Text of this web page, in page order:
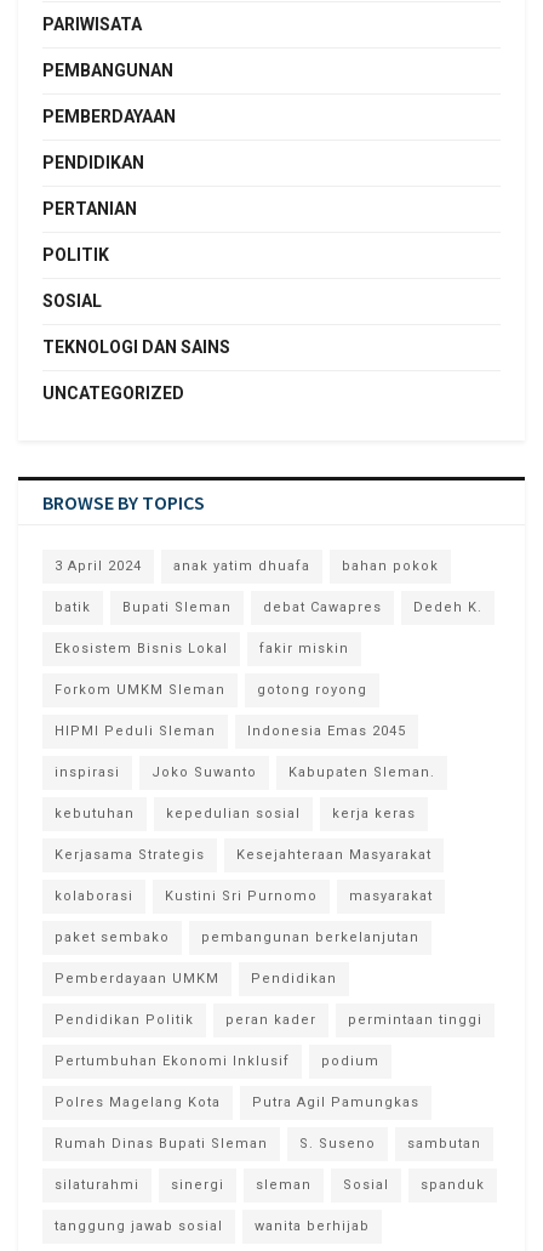
PARIWISATA
PEMBANGUNAN
PEMBERDAYAAN
PENDIDIKAN
PERTANIAN
POLITIK
SOSIAL
TEKNOLOGI DAN SAINS
UNCATEGORIZED
BROWSE BY TOPICS
3 April 2024 anak yatim dhuafa bahan pokok
batik Bupati Sleman debat Cawapres Dedeh K.
Ekosistem Bisnis Lokal fakir miskin
Forkom UMKM Sleman gotong royong
HIPMI Peduli Sleman Indonesia Emas 2045
inspirasi Joko Suwanto Kabupaten Sleman.
kebutuhan kepedulian sosial kerja keras
Kerjasama Strategis Kesejahteraan Masyarakat
kolaborasi Kustini Sri Purnomo masyarakat
paket sembako pembangunan berkelanjutan
Pemberdayaan UMKM Pendidikan
Pendidikan Politik peran kader permintaan tinggi
Pertumbuhan Ekonomi Inklusif podium
Polres Magelang Kota Putra Agil Pamungkas
Rumah Dinas Bupati Sleman S. Suseno sambutan
silaturahmi sinergi sleman Sosial spanduk
tanggung jawab sosial wanita berhijab